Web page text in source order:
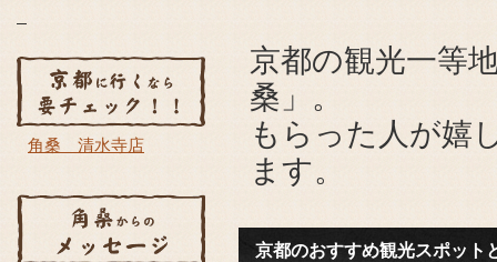
角桑 清水寺店
京都の観光一等
桑」。
もらった人が嬉
ます。
京都のおすすめ観光スポット